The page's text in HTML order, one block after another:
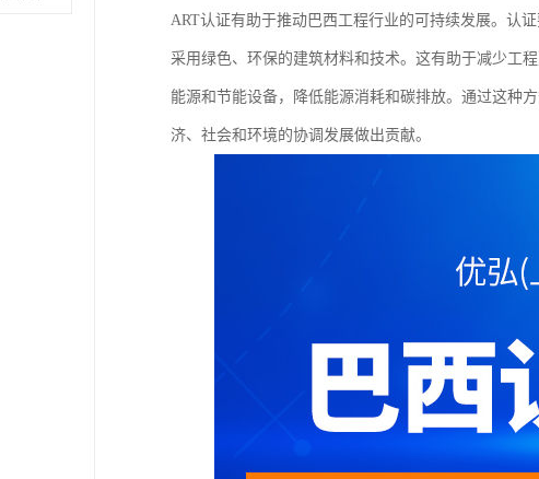
ART认证有助于推动巴西工程行业的可持续发展。认
采用绿色、环保的建筑材料和技术。这有助于减少工
能源和节能设备，降低能源消耗和碳排放。通过这种
济、社会和环境的协调发展做出贡献。